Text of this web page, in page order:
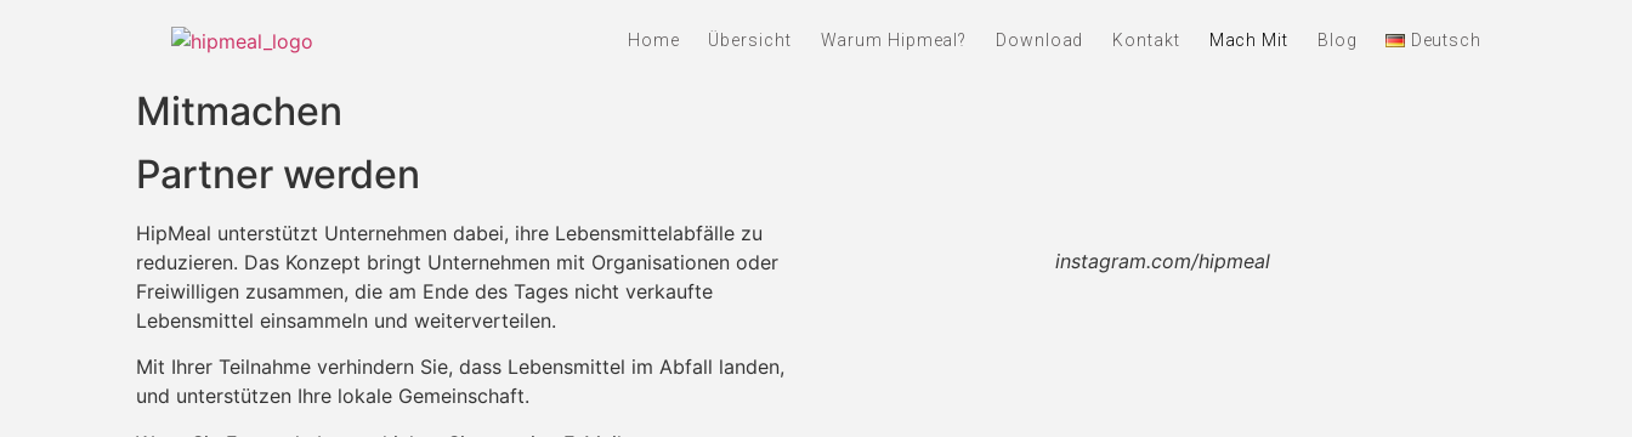
Home Übersicht Warum Hipmeal? Download Kontakt Mach Mit Blog Deutsch
Mitmachen
Partner werden
HipMeal unterstützt Unternehmen dabei, ihre Lebensmittelabfälle zu
reduzieren. Das Konzept bringt Unternehmen mit Organisationen oder
Freiwilligen zusammen, die am Ende des Tages nicht verkaufte
Lebensmittel einsammeln und weiterverteilen.
Mit Ihrer Teilnahme verhindern Sie, dass Lebensmittel im Abfall landen,
und unterstützen Ihre lokale Gemeinschaft.
instagram.com/hipmeal